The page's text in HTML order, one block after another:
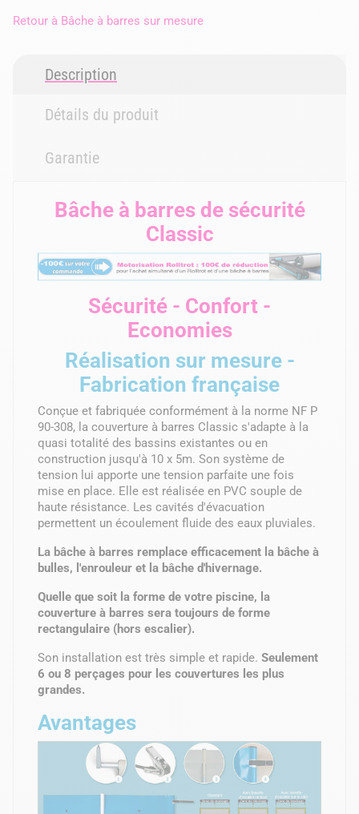
Retour à Bâche à barres sur mesure
Description
Détails du produit
Garantie
Bâche à barres de sécurité
Classic
Sécurité - Confort -
Economies
Réalisation sur mesure -
Fabrication française
Conçue et fabriquée conformément à la norme NF P
90-308, la couverture à barres Classic s'adapte à la
quasi totalité des bassins existantes ou en
construction jusqu'à 10 x 5m. Son système de
tension lui apporte une tension parfaite une fois
mise en place. Elle est réalisée en PVC souple de
haute résistance. Les cavités d'évacuation
permettent un écoulement fluide des eaux pluviales.
La bâche à barres remplace efficacement la bâche à
bulles, l'enrouleur et la bâche d'hivernage.
Quelle que soit la forme de votre piscine, la
couverture à barres sera toujours de forme
rectangulaire (hors escalier).
Son installation est très simple et rapide. Seulement
6 ou 8 perçages pour les couvertures les plus
grandes.
Avantages